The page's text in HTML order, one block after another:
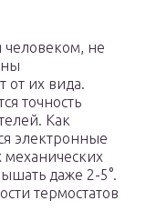
человеком, не
от их вида.
точность
Как
электронные
даже 2-5°.
термостатов